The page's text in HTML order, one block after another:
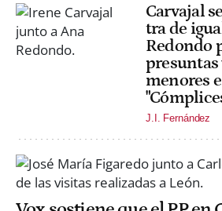
Carvajal
tra de
Redondo
menores
J.I. Fernández